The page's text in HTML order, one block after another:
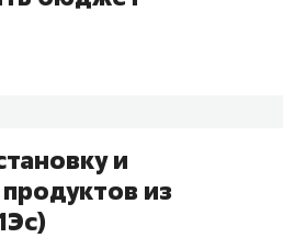
и
из